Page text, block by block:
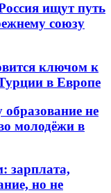
ищут путь
союзу
ключом к
в Европе
не
молодёжи в
зарплата,
но не